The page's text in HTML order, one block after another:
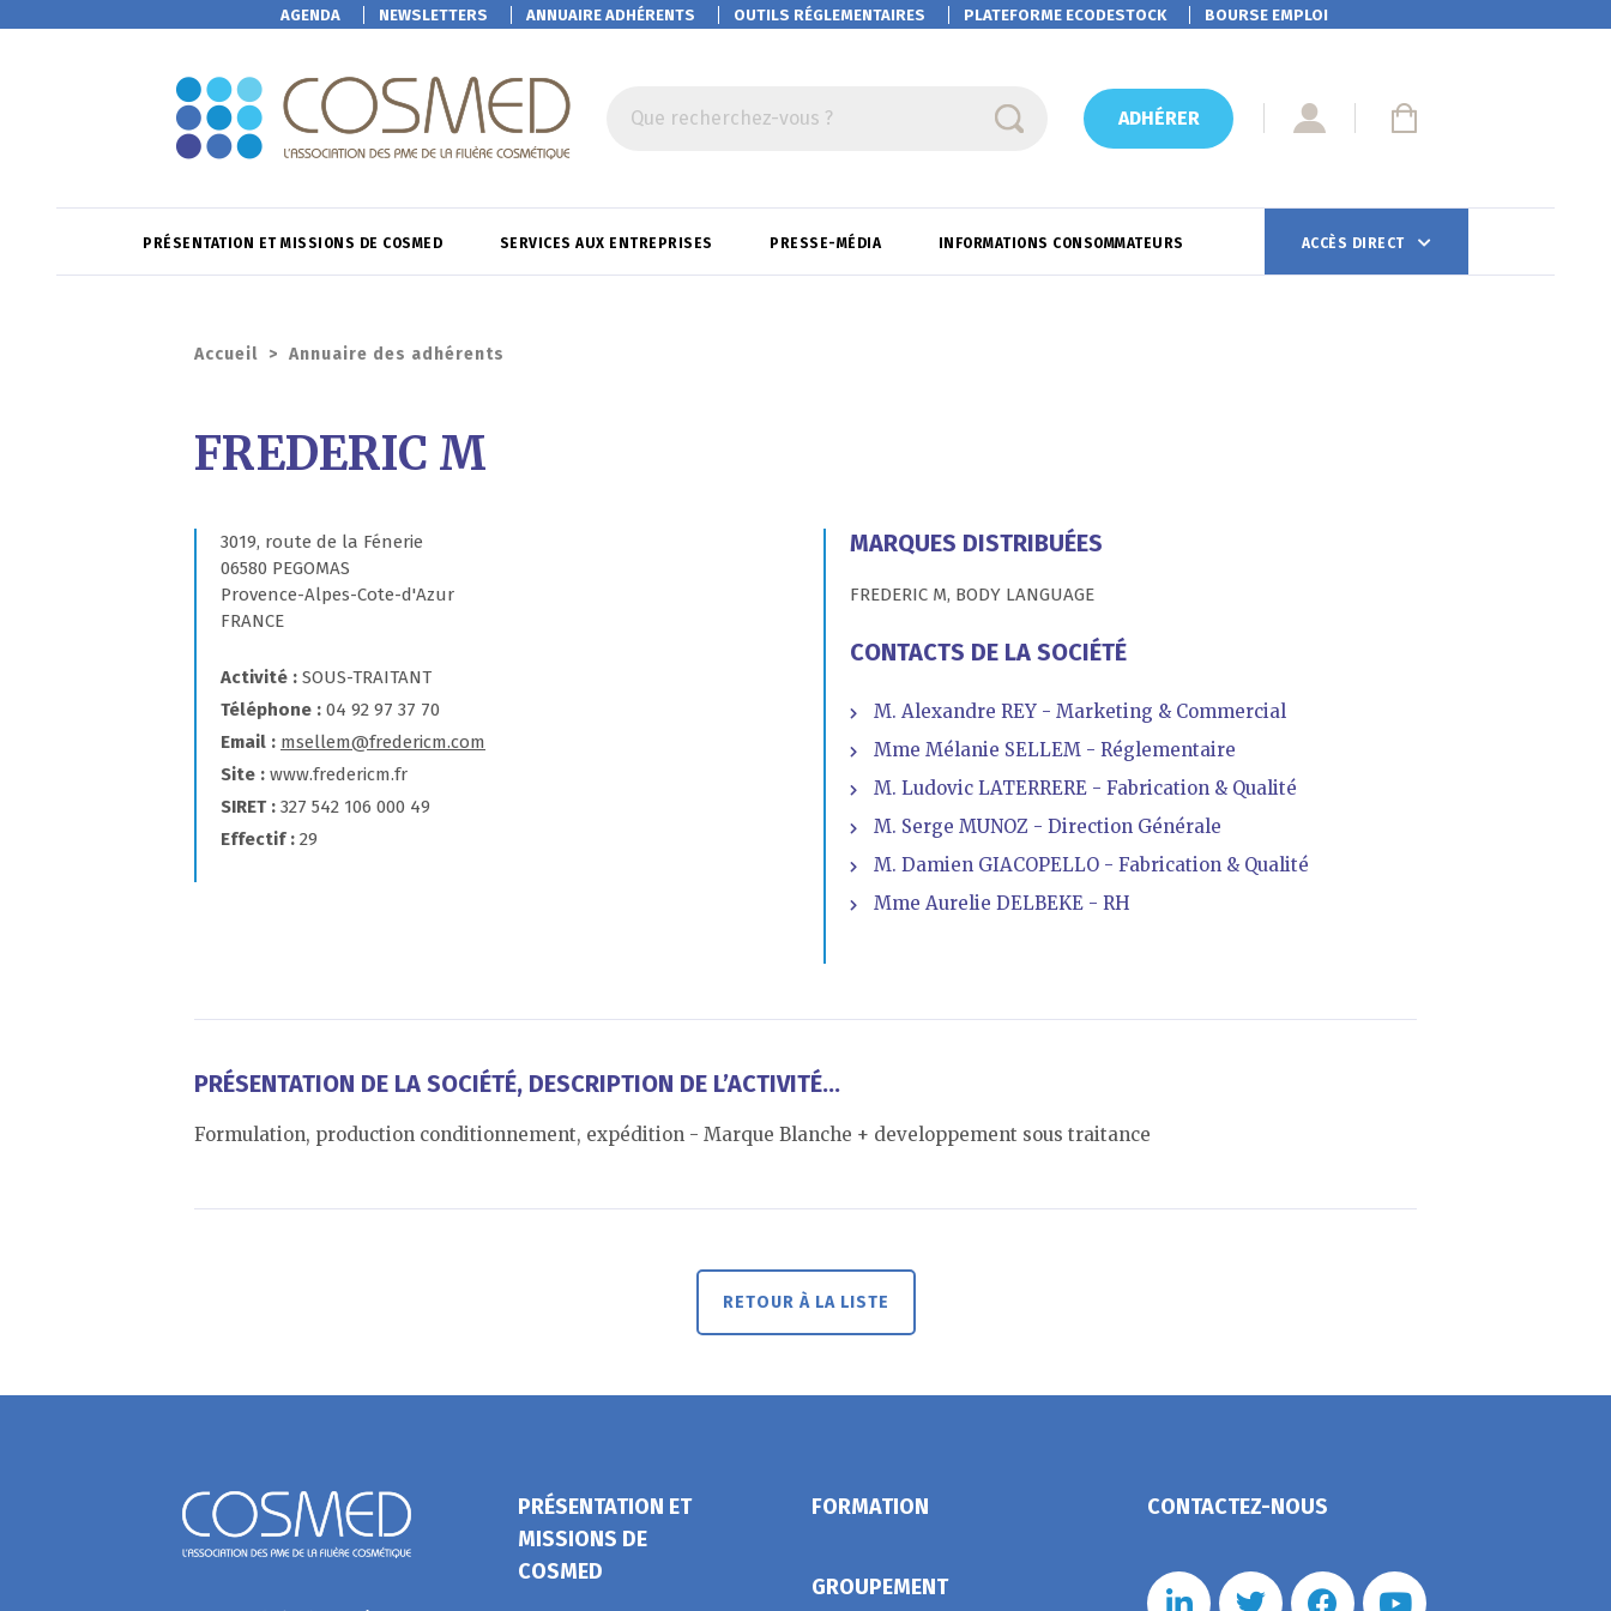
AGENDA NEWSLETTERS ANNUAIRE ADHÉRENTS OUTILS RÉGLEMENTAIRES PLATEFORMEECODESTOCK BOURSE EMPLOI
Que recherchez-vous ? ADHÉRER
PRÉSENTATION ET MISSIONS DE COSMED SERVICES AUX ENTREPRISES PRESSE-MÉDIA INFORMATIONS CONSOMMATEURS ACCÈS DIRECT
Accueil > Annuaire des adhérents
FREDERIC M
3019, route de la Fénerie
06580 PEGOMAS
Provence-Alpes-Cote-d'Azur
FRANCE
Activité
SOUS-TRAITANT
Téléphone
04 92 97 37 70
Email
msellem@fredericm.com
Site
www.fredericm.fr
SIRET
327 542 106 000 49
Effectif
29
MARQUES DISTRIBUÉES
FREDERIC M, BODY LANGUAGE
CONTACTS DE LA SOCIÉTÉ
M. Alexandre REY - Marketing & Commercial
Mme Mélanie SELLEM - Réglementaire
M. Ludovic LATERRERE - Fabrication & Qualité
M. Serge MUNOZ - Direction Générale
M. Damien GIACOPELLO - Fabrication & Qualité
Mme Aurelie DELBEKE - RH
PRÉSENTATION DE LA SOCIÉTÉ, DESCRIPTION DE L’ACTIVITÉ...
Formulation, production conditionnement, expédition - Marque Blanche + developpement sous traitance
RETOUR À LA LISTE
PRÉSENTATION ET
MISSIONS DE
COSMED
FORMATION
GROUPEMENT
CONTACTEZ-NOUS